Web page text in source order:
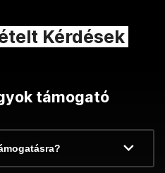
Kérdések
támogató